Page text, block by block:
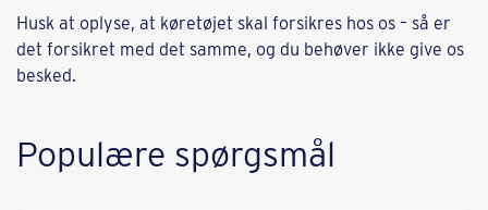
Husk at oplyse, at køretøjet skal forsikres hos os – så er
det forsikret med det samme, og du behøver ikke give os
besked.
Populære spørgsmål